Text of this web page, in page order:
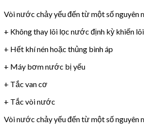
Vòi nước chảy yếu đến từ một số nguyên
+ Không thay lõi lọc nước định kỳ khiến
+ Hết khí nén hoặc thủng bình áp
+ Máy bơm nước bị yếu
+ Tắc van cơ
+ Tắc vòi nước
Vòi nước chảy yếu đến từ một số nguyên